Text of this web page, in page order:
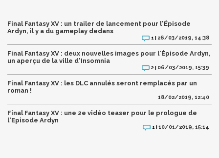
Final Fantasy XV : un trailer de lancement pour l'Épisode
Ardyn, il y a du gameplay dedans
1 | 26/03/2019, 14:38
Final Fantasy XV : deux nouvelles images pour l'Épisode Ardyn,
un aperçu de la ville d'Insomnia
2 | 06/03/2019, 15:39
Final Fantasy XV : les DLC annulés seront remplacés par un
roman !
18/02/2019, 12:40
Final Fantasy XV : une 2e vidéo teaser pour le prologue de
l'Episode Ardyn
1 |10/01/2019, 15:14